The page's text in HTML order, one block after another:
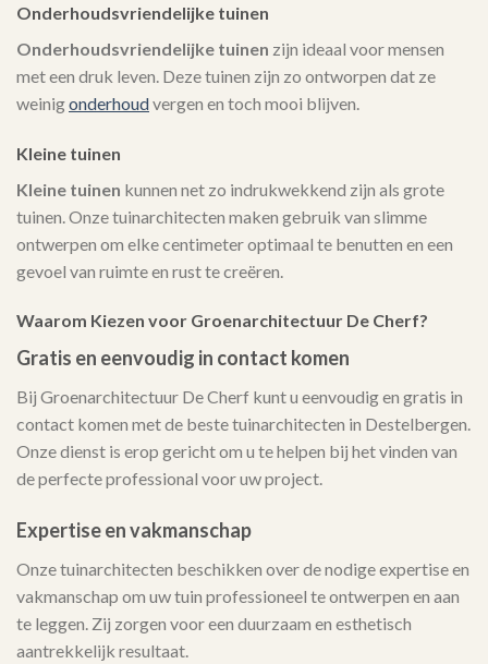
Onderhoudsvriendelijke tuinen
Onderhoudsvriendelijke tuinen zijn ideaal voor mensen
met een druk leven. Deze tuinen zijn zo ontworpen dat ze
weinigonderhoudvergen en toch mooi blijven.
Kleine tuinen
Kleine tuinen kunnen net zo indrukwekkend zijn als grote
tuinen. Onze tuinarchitecten maken gebruik van slimme
ontwerpen om elke centimeter optimaal te benutten en een
gevoel van ruimte en rust te creëren.
Waarom Kiezen voor Groenarchitectuur De Cherf?
Gratis en eenvoudig in contact komen
Bij Groenarchitectuur De Cherf kunt u eenvoudig en gratis in
contact komen met de beste tuinarchitecten in Destelbergen.
Onze dienst is erop gericht om u te helpen bij het vinden van
de perfecte professional voor uw project.
Expertise en vakmanschap
Onze tuinarchitecten beschikken over de nodige expertise en
vakmanschap om uw tuin professioneel te ontwerpen en aan
te leggen. Zij zorgen voor een duurzaam en esthetisch
aantrekkelijk resultaat.